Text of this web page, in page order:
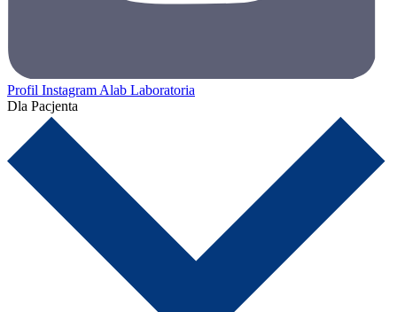
Profil Instagram Alab Laboratoria
Dla Pacjenta